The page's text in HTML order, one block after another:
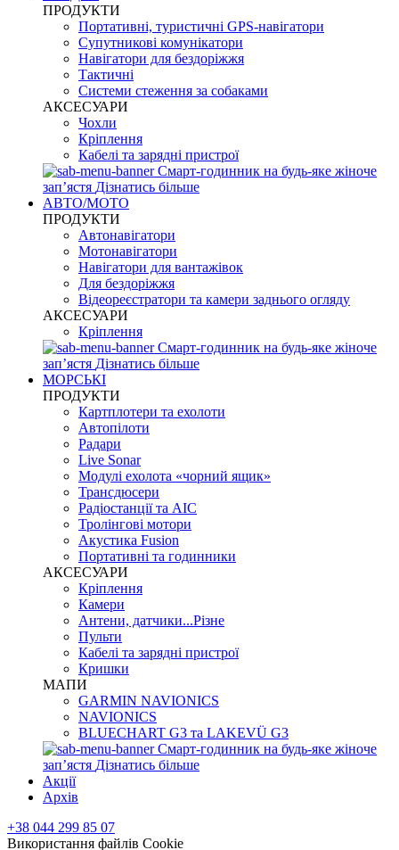
ПРОДУКТИ
Портативні, туристичні GPS-навігатори
Супутникові комунікатори
Навігатори для бездоріжжя
Тактичні
Системи стеження за собаками
АКСЕСУАРИ
Чохли
Кріплення
Кабелі та зарядні пристрої
Смарт-годинник на будь-яке жіноче
запʼястя Дізнатись більше
АВТО/МОТО
ПРОДУКТИ
Автонавігатори
Мотонавігатори
Навігатори для вантажівок
Для бездоріжжя
Відеореєстратори та камери заднього огляду
АКСЕСУАРИ
Кріплення
Смарт-годинник на будь-яке жіноче
запʼястя Дізнатись більше
МОРСЬКІ
ПРОДУКТИ
Картплотери та ехолоти
Автопілоти
Радари
Live Sonar
Модулі ехолота «чорний ящик»
Трансдюсери
Радіостанції та АІС
Тролінгові мотори
Акустика Fusion
Портативні та годинники
АКСЕСУАРИ
Кріплення
Камери
Антени, датчики...Різне
Пульти
Кабелі та зарядні пристрої
Кришки
МАПИ
GARMIN NAVIONICS
NAVIONICS
BLUECHART G3 та LAKEVÜ G3
Смарт-годинник на будь-яке жіноче
запʼястя Дізнатись більше
Акції
Архів
+38 044 299 85 07
Використання файлів Cookie